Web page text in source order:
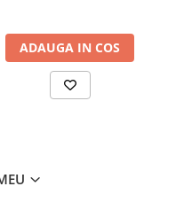
ADAUGA IN COS